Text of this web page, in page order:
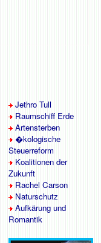
Jethro Tull
Raumschiff Erde
Artensterben
�kologische
Steuerreform
Koalitionen der
Zukunft
Rachel Carson
Naturschutz
Aufkärung und
Romantik